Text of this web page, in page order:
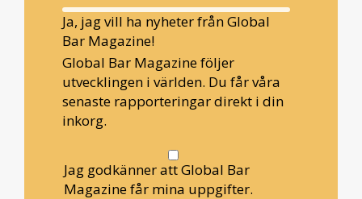
Ja, jag vill ha nyheter från Global
Bar Magazine!
Global Bar Magazine följer
utvecklingen i världen. Du får våra
senaste rapporteringar direkt i din
inkorg.
Jag godkänner att Global Bar
Magazine får mina uppgifter.